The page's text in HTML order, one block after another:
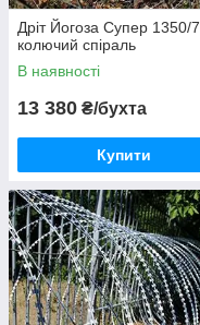
Дріт Йогоза Супер 1350/7
колючий спіраль
В наявності
13 380 ₴/бухта
Купити